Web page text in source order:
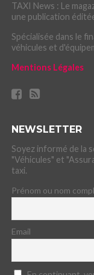
TAXI News : Le
une publication
Spécialisée dans le
véhicules et
Mentions Légales
NEWSLETTER
Soyez informé de la
"Véhicules" et
taxi.
Prénom ou nom
Email